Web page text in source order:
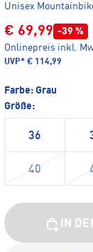
Unisex
€ 69,99 -39 %
Onlinepreis inkl.
UVP* € 114,99
Farbe: Grau
Größe:
36
40
IN